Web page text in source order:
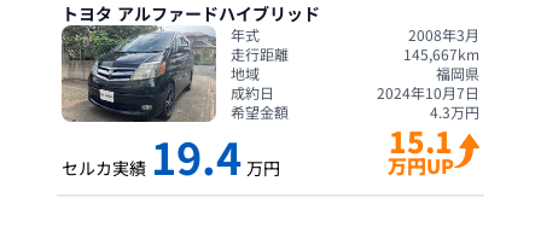
トヨタ アルファードハイブリッド
年式
2008年3月
走行距離
145,667km
地域
福岡県
成約日
2024年10月7日
希望金額
4.3万円
セルカ実績 19.4 万円
15.1
万円UP